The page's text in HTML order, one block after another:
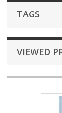
TAGS
VIEWED